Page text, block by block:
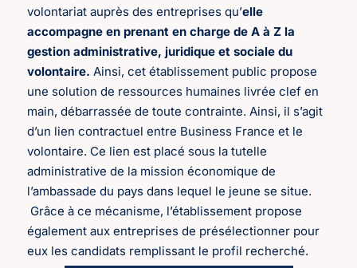
volontariat auprès des entreprises qu’elle
accompagne en prenant en charge de A à Z la
gestion administrative, juridique et sociale du
volontaire. Ainsi, cet établissement public propose
une solution de ressources humaines livrée clef en
main, débarrassée de toute contrainte. Ainsi, il s’agit
d’un lien contractuel entre Business France et le
volontaire. Ce lien est placé sous la tutelle
administrative de la mission économique de
l’ambassade du pays dans lequel le jeune se situe.
Grâce à ce mécanisme, l’établissement propose
également aux entreprises de présélectionner pour
eux les candidats remplissant le profil recherché.